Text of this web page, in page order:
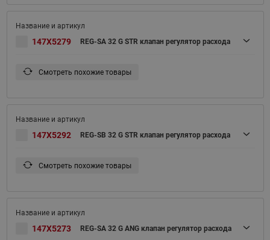
147X5279 REG-SA 32 G STR клапан регулятор расхода
Смотреть похожие товары
147X5292 REG-SB 32 G STR клапан регулятор расхода
Смотреть похожие товары
147X5273 REG-SA 32 G ANG клапан регулятор расхода